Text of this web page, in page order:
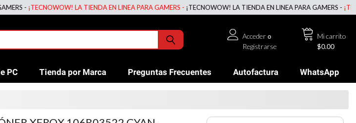
-¡TECNOWOW! LA TIENDA EN LINEA PARA GAMERS -¡TECNOWOW! LA TIENDA EN LINEA PARA GAMERS -
Mi carrito
$0.00
Accedero
Registrarse
PC Tienda por Marca Preguntas Frecuentes Autofactura WhatsApp